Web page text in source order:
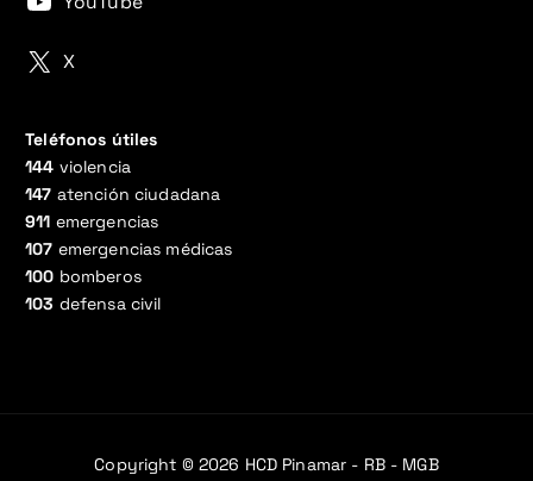
X
Teléfonos útiles
144 violencia
147 atención ciudadana
911 emergencias
107 emergencias médicas
100 bomberos
103 defensa civil
Copyright © 2026 HCD Pinamar - RB - MGB